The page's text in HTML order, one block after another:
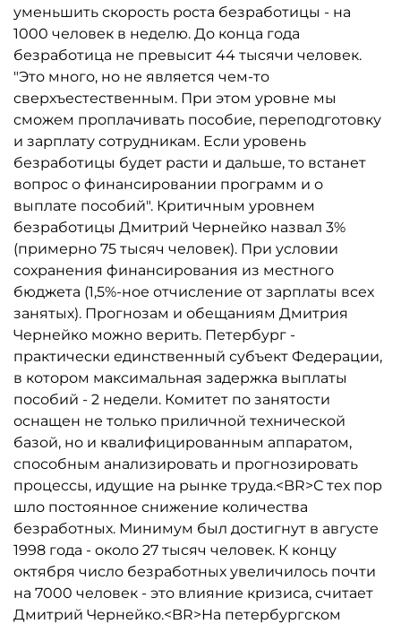
уменьшить скорость роста безработицы - на
1000 человек в неделю. До конца года
безработица не превысит 44 тысячи человек.
"Это много, но не является чем-то
сверхъестественным. При этом уровне мы
сможем проплачивать пособие, переподготовку
и зарплату сотрудникам. Если уровень
безработицы будет расти и дальше, то встанет
вопрос о финансировании программ и о
выплате пособий". Критичным уровнем
безработицы Дмитрий Чернейко назвал 3%
(примерно 75 тысяч человек). При условии
сохранения финансирования из местного
бюджета (1,5%-ное отчисление от зарплаты всех
занятых). Прогнозам и обещаниям Дмитрия
Чернейко можно верить. Петербург -
практически единственный субъект Федерации,
в котором максимальная задержка выплаты
пособий - 2 недели. Комитет по занятости
оснащен не только приличной технической
базой, но и квалифицированным аппаратом,
способным анализировать и прогнозировать
процессы, идущие на рынке труда.<BR>С тех пор
шло постоянное снижение количества
безработных. Минимум был достигнут в августе
1998 года - около 27 тысяч человек. К концу
октября число безработных увеличилось почти
на 7000 человек - это влияние кризиса, считает
Дмитрий Чернейко.<BR>На петербургском